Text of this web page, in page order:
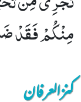
مِنْكُمْ فَقَدْ
کنزالعرفان